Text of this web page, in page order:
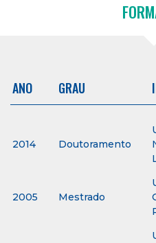
ANO GRAU
2014 Doutoramento
2005 Mestrado